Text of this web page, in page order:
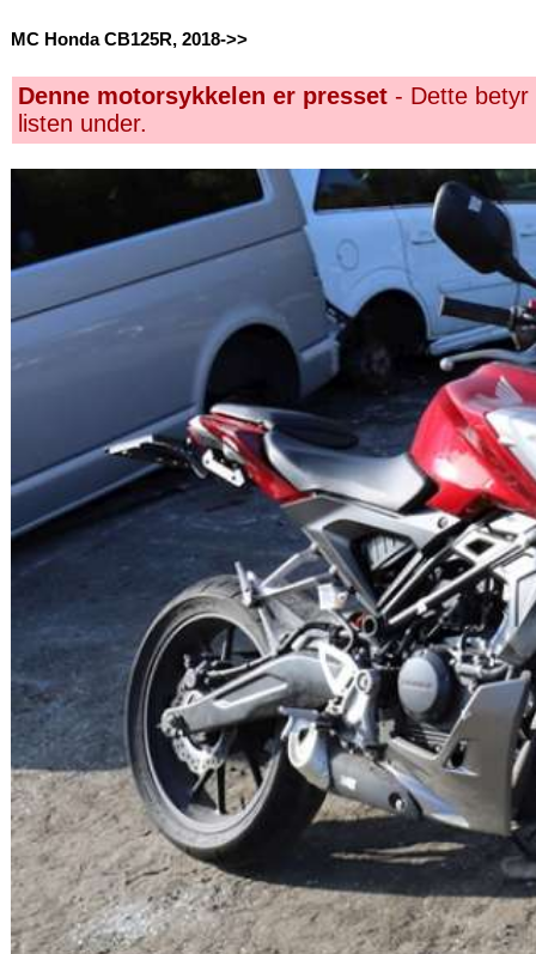
MC Honda CB125R, 2018->>
Denne motorsykkelen er presset - Dette
listen under.